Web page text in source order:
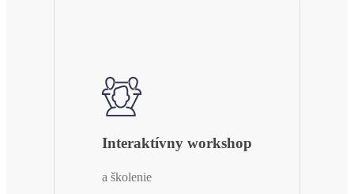
Interaktívny workshop
a školenie